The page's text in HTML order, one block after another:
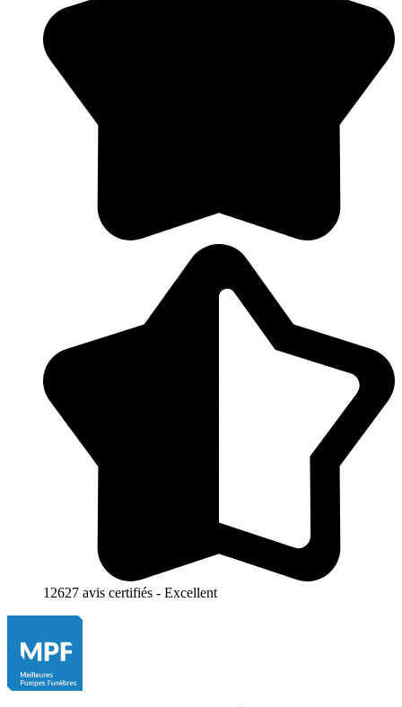
12627 avis certifiés - Excellent